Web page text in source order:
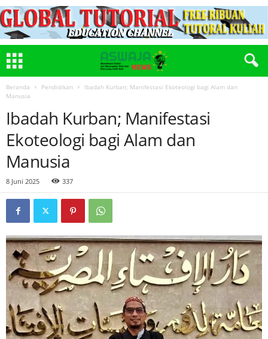
Beranda Pendidikan
Ibadah Kurban; Manifestasi Ekoteologi bagi Alam dan
Manusia
Ibadah Kurban; Manifestasi
Ekoteologi bagi Alam dan
Manusia
8 Juni 2025 337